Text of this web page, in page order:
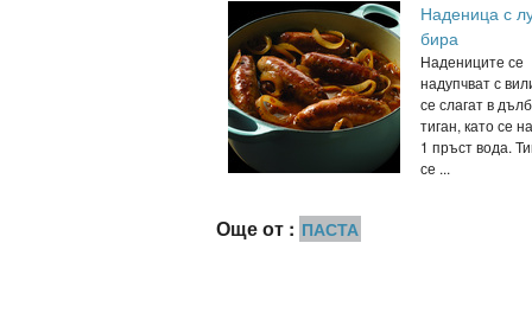
Наденица с
бира
Надениците се
надупчват с
се слагат в
тиган, като се
1 пръст вода.
се ...
Още от : ПАСТА